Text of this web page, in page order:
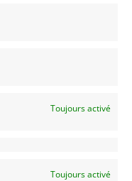
Toujours activé
Toujours activé